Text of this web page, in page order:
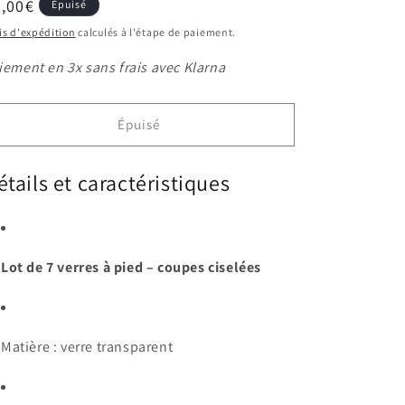
Épuisé
d'expédition calculés à l'étape de paiement.
en 3x sans frais avec Klarna
Épuisé
et caractéristiques
Lot de 7 verres à pied – coupes ciselées
Matière : verre transparent